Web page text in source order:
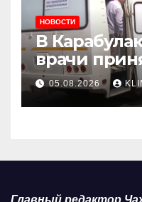
НОВОСТИ
В
врачи приняли пациентов
у стен
05.08.2026